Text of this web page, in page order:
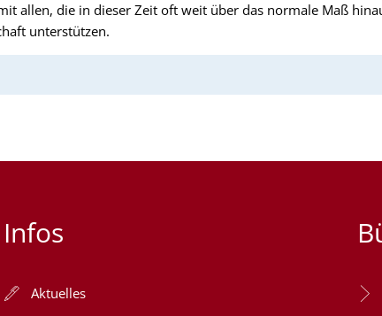
allen, die in dieser Zeit oft weit über das normale Maß
unterstützen.
Infos
Aktuelles